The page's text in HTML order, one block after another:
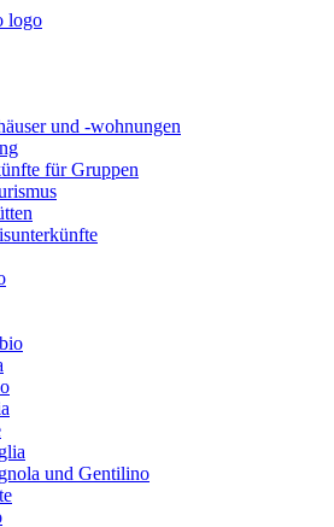
und -wohnungen
für Gruppen
und Gentilino